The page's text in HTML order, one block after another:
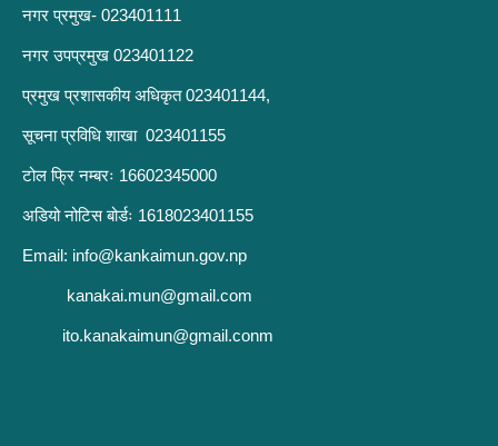
नगर प्रमुख- 023401111
नगर उपप्रमुख 023401122
प्रमुख प्रशासकीय अधिकृत 023401144,
सूचना प्रविधि शाखा 023401155
टोल फ्रि नम्बरः 16602345000
अडियो नोटिस बोर्डः 1618023401155
Email: info@kankaimun.gov.np
kanakai.mun@gmail.com
ito.kanakaimun@gmail.conm